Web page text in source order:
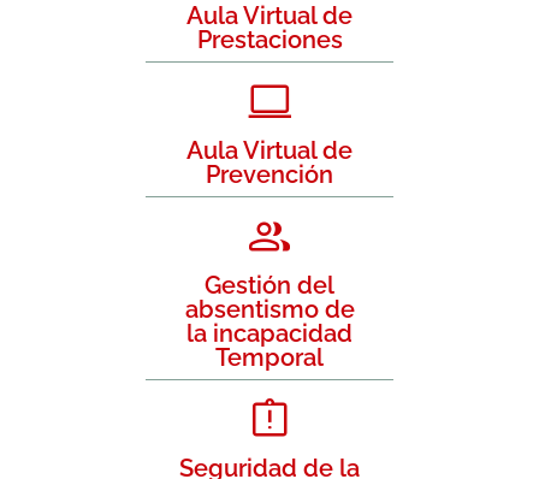
Aula Virtual de
Prestaciones
Aula Virtual de
Prevención
Gestión del
absentismo de
la incapacidad
Temporal
Seguridad de la